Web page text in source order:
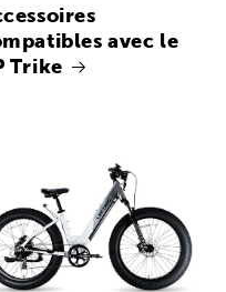
avec le
Trike